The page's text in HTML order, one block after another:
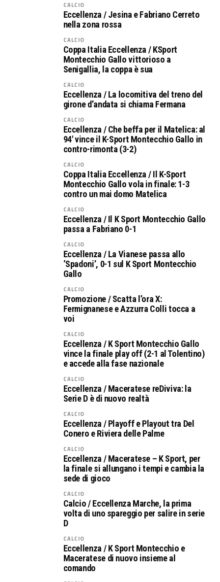
CALCIO
Eccellenza / Jesina e Fabriano Cerreto
nella zona rossa
CALCIO
Coppa Italia Eccellenza / KSport
Montecchio Gallo vittorioso a
Senigallia, la coppa è sua
CALCIO
Eccellenza / La locomitiva del treno del
girone d’andata si chiama Fermana
CALCIO
Eccellenza / Che beffa per il Matelica: al
94′ vince il K-Sport Montecchio Gallo in
contro-rimonta (3-2)
CALCIO
Coppa Italia Eccellenza / Il K-Sport
Montecchio Gallo vola in finale: 1-3
contro un mai domo Matelica
CALCIO
Eccellenza / Il K Sport Montecchio Gallo
passa a Fabriano 0-1
CALCIO
Eccellenza / La Vianese passa allo
‘Spadoni’, 0-1 sul K Sport Montecchio
Gallo
CALCIO
Promozione / Scatta l’ora X:
Fermignanese e Azzurra Colli tocca a
voi
CALCIO
Eccellenza / K Sport Montecchio Gallo
vince la finale play off (2-1 al Tolentino)
e accede alla fase nazionale
CALCIO
Eccellenza / Maceratese reDiviva: la
Serie D è di nuovo realtà
CALCIO
Eccellenza / Playoff e Playout tra Del
Conero e Riviera delle Palme
CALCIO
Eccellenza / Maceratese – K Sport, per
la finale si allungano i tempi e cambia la
sede di gioco
CALCIO
Calcio / Eccellenza Marche, la prima
volta di uno spareggio per salire in serie
D
CALCIO
Eccellenza / K Sport Montecchio e
Maceratese di nuovo insieme al
comando